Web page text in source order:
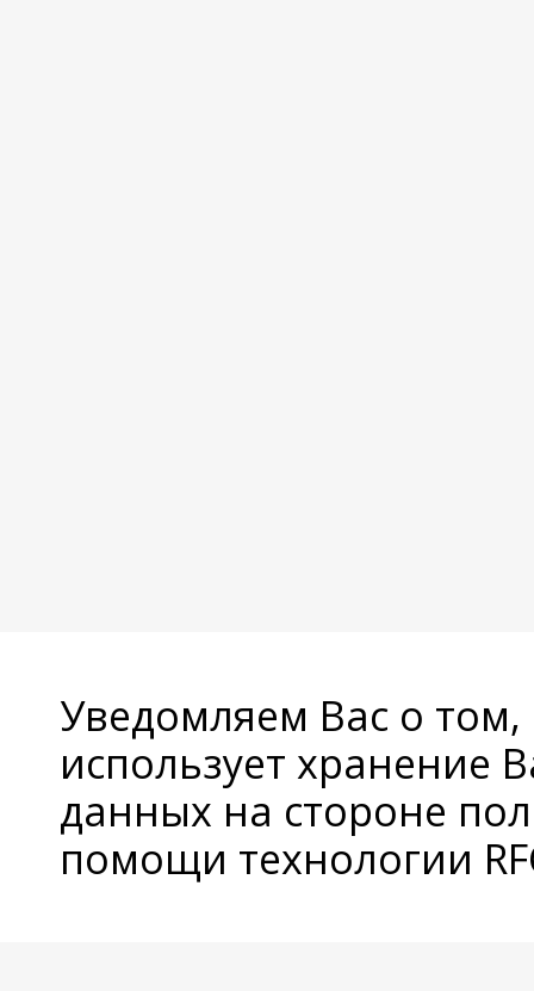
Уведомляем Вас о
использует хранение
данных на стороне
помощи технологии